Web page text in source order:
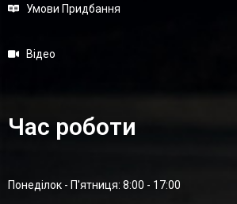
Умови Придбання
Відео
Час роботи
Понеділок - П'ятниця: 8:00 - 17:00